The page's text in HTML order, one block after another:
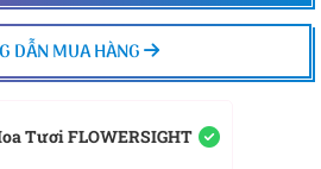
DẪN MUA HÀNG
Tươi FLOWERSIGHT